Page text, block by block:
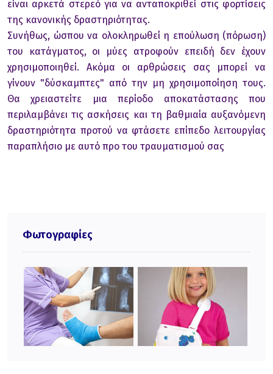
Φωτογραφίες
είναι αρκετά στερεό για να ανταποκριθεί στις φορτίσεις
της κανονικής δραστηριότητας.
Συνήθως, ώσπου να ολοκληρωθεί η επούλωση (πόρωση)
του κατάγματος, οι μύες ατροφούν επειδή δεν έχουν
χρησιμοποιηθεί. Ακόμα οι αρθρώσεις σας μπορεί να
γίνουν "δύσκαμπτες" από την μη χρησιμοποίηση τους.
Θα χρειαστείτε μια περίοδο αποκατάστασης που
περιλαμβάνει τις ασκήσεις και τη βαθμιαία αυξανόμενη
δραστηριότητα προτού να φτάσετε επίπεδο λειτουργίας
παραπλήσιο με αυτό προ του τραυματισμού σας